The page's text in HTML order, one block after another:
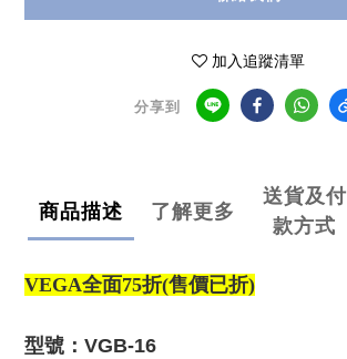
加入追蹤清單
分享到
商品描述 了解更多
送貨及付
款方式
VEGA全面75折(售價已折)
型號：VGB-16